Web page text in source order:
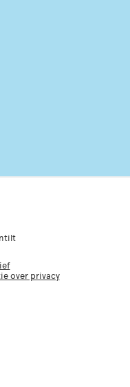
over privacy